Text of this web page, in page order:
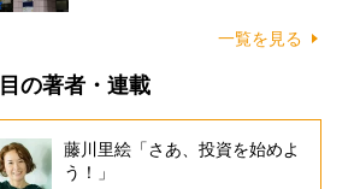
一覧を見る
の著者・連載
藤川里絵「さあ、投資を始めよ
う！」